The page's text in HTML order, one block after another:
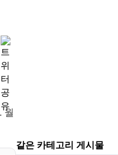
월
같은 카테고리 게시물